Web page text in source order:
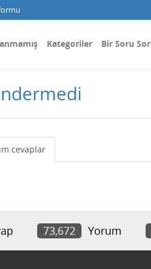
Kategoriler Bir Soru Sor
cevaplar
73,672 Yorum